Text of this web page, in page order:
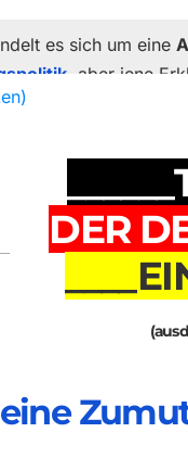
es sich um eine
, aber jene
aber diese
aus dem
wird. Daher
ich mir eine
für alle
Mittel, um Denk-
DER
(aus